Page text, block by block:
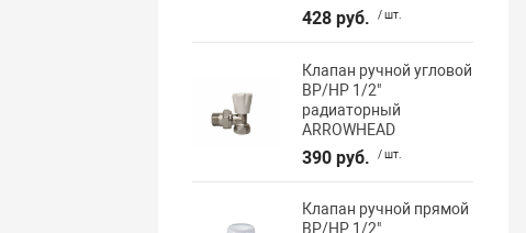
428 руб. / шт.
Клапан ручной угловой
ВР/НР 1/2"
радиаторный
ARROWHEAD
390 руб. / шт.
Клапан ручной прямой
ВР/НР 1/2"